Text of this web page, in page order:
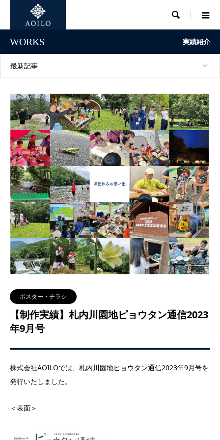

WORKS 実績紹介
最新記事
ポスター・チラシ
【制作実績】札内川園地ピョウタン通信2023
年9月号
株式会社AOILOでは、札内川園地ピョウタン通信2023年9月号を
発行いたしました。
＜表面＞